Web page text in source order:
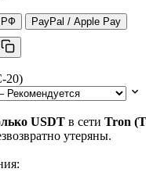
РФ PayPal / Apple Pay
20)
USDT в сети Tron
утеряны.